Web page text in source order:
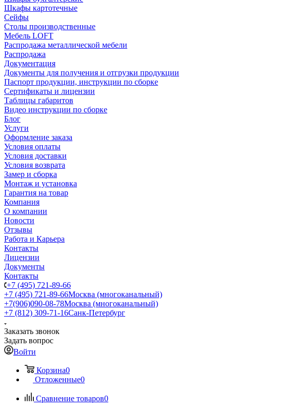
Шкафы картотечные
Сейфы
Столы производственные
Мебель LOFT
Распродажа металлической мебели
Распродажа
Документация
Документы для получения и отгрузки продукции
Паспорт продукции, инструкции по сборке
Сертификаты и лицензии
Таблицы габаритов
Видео инструкции по сборке
Блог
Услуги
Оформление заказа
Условия оплаты
Условия доставки
Условия возврата
Замер и сборка
Монтаж и установка
Гарантия на товар
Компания
О компании
Новости
Отзывы
Работа и Карьера
Контакты
Лицензии
Документы
Контакты
+7 (495) 721-89-66
+7 (495) 721-89-66Москва (многоканальный)
+7(906)090-08-78Москва (многоканальный)
+7 (812) 309-71-16Санк-Петербург
Заказать звонок
Задать вопрос
Войти
Корзина0
Отложенные0
Сравнение товаров0